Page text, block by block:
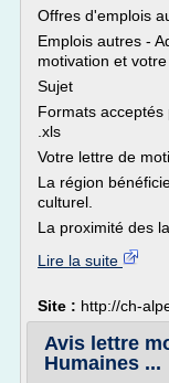
Offres d'emplois
Emplois autres -
motivation et votre
Sujet
Formats
.xls
Votre lettre de
La région
culturel.
La proximité des
Lire la suite
Site : http://ch-
Avis lettre
Humaines ...